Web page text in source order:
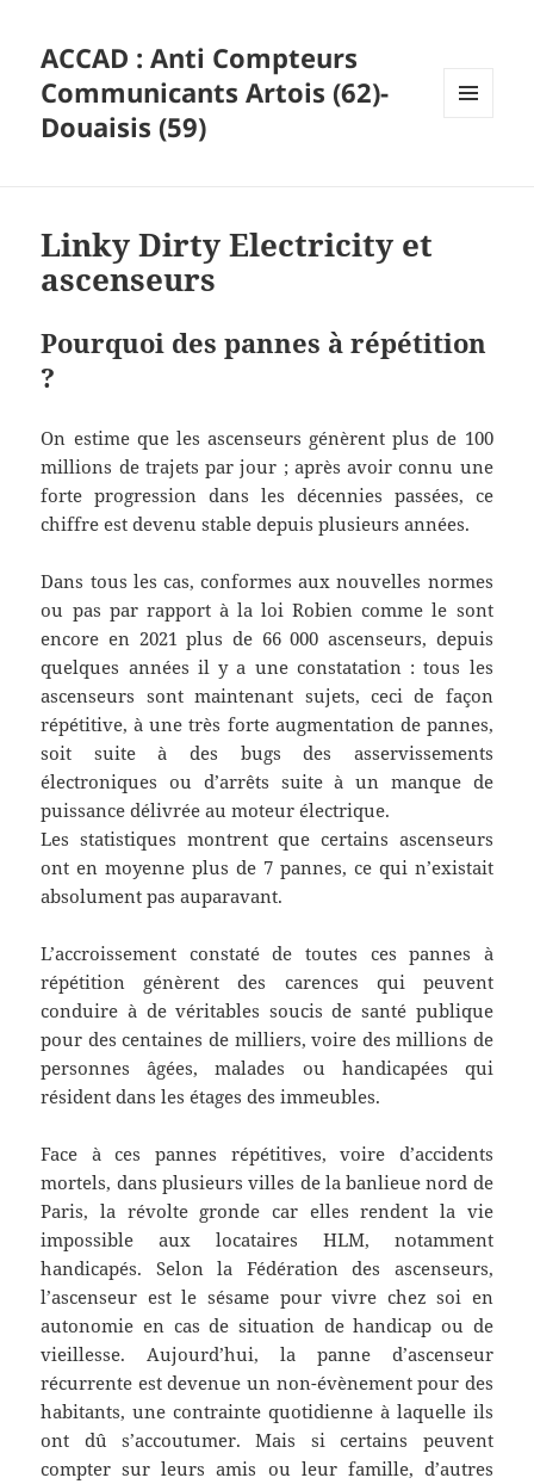
ACCAD : Anti Compteurs
Communicants Artois (62)-
Douaisis (59)
Linky Dirty Electricity et
ascenseurs
Pourquoi des pannes à répétition
?
On estime que les ascenseurs génèrent plus de 100
millions de trajets par jour ; après avoir connu une
forte progression dans les décennies passées, ce
chiffre est devenu stable depuis plusieurs années.
Dans tous les cas, conformes aux nouvelles normes
ou pas par rapport à la loi Robien comme le sont
encore en 2021 plus de 66 000 ascenseurs, depuis
quelques années il y a une constatation : tous les
ascenseurs sont maintenant sujets, ceci de façon
répétitive, à une très forte augmentation de pannes,
soit suite à des bugs des asservissements
électroniques ou d’arrêts suite à un manque de
puissance délivrée au moteur électrique.
Les statistiques montrent que certains ascenseurs
ont en moyenne plus de 7 pannes, ce qui n’existait
absolument pas auparavant.
L’accroissement constaté de toutes ces pannes à
répétition génèrent des carences qui peuvent
conduire à de véritables soucis de santé publique
pour des centaines de milliers, voire des millions de
personnes âgées, malades ou handicapées qui
résident dans les étages des immeubles.
Face à ces pannes répétitives, voire d’accidents
mortels, dans plusieurs villes de la banlieue nord de
Paris, la révolte gronde car elles rendent la vie
impossible aux locataires HLM, notamment
handicapés. Selon la Fédération des ascenseurs,
l’ascenseur est le sésame pour vivre chez soi en
autonomie en cas de situation de handicap ou de
vieillesse. Aujourd’hui, la panne d’ascenseur
récurrente est devenue un non-évènement pour des
habitants, une contrainte quotidienne à laquelle ils
ont dû s’accoutumer. Mais si certains peuvent
compter sur leurs amis ou leur famille, d’autres